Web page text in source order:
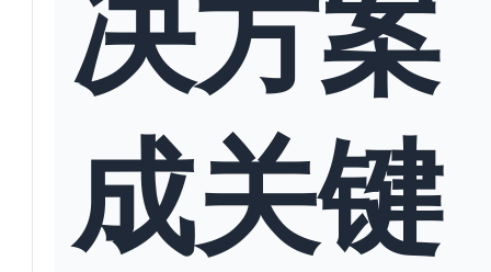
成关键